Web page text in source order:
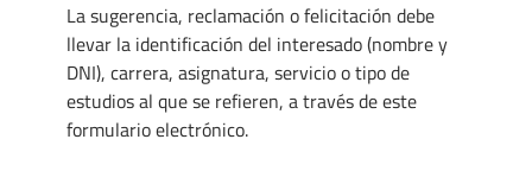
La sugerencia, reclamación o felicitación debe
llevar la identificación del interesado (nombre y
DNI), carrera, asignatura, servicio o tipo de
estudios al que se refieren, a través de este
formulario electrónico.